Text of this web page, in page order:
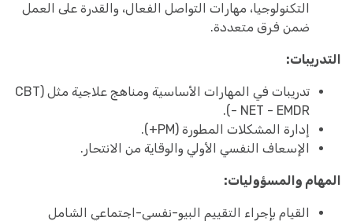
التكنولوجيا، مهارات التواصل الفعال، والقدرة على العمل
ضمن فرق متعددة.
التدريبات:
تدريبات في المهارات الأساسية ومناهج علاجية مثل (CBT
- NET - EMDR).
إدارة المشكلات المطورة (PM+).
الإسعاف النفسي الأولي والوقاية من الانتحار.
المهام والمسؤوليات:
القيام بإجراء التقييم البيو-نفسي-اجتماعي الشامل